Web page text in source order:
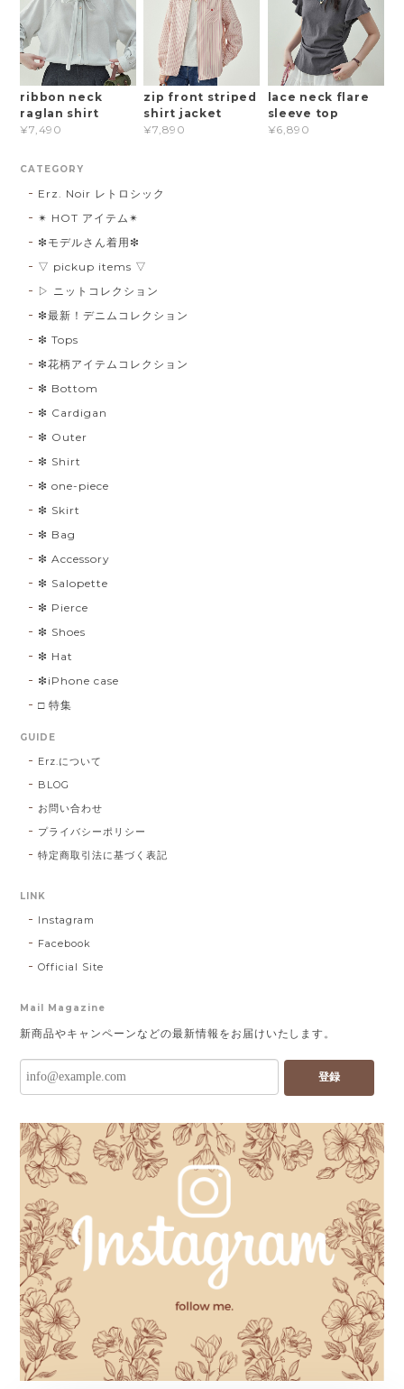
ribbon neck
raglan shirt
¥7,490
zip front striped
shirt jacket
¥7,890
lace neck flare
sleeve top
¥6,890
CATEGORY
Erz. Noir レトロシック
✴︎ HOT アイテム✴︎
❇︎モデルさん着用❇︎
▽ pickup items ▽
▷ ニットコレクション
❇︎最新！デニムコレクション
❇︎ Tops
❇︎花柄アイテムコレクション
❇︎ Bottom
❇︎ Cardigan
❇︎ Outer
❇︎ Shirt
❇︎ one-piece
❇︎ Skirt
❇︎ Bag
❇︎ Accessory
❇︎ Salopette
❇︎ Pierce
❇︎ Shoes
❇︎ Hat
❇︎iPhone case
□ 特集
GUIDE
Erz.について
BLOG
お問い合わせ
プライバシーポリシー
特定商取引法に基づく表記
LINK
Instagram
Facebook
Official Site
Mail Magazine
新商品やキャンペーンなどの最新情報をお届けいたします。
登録